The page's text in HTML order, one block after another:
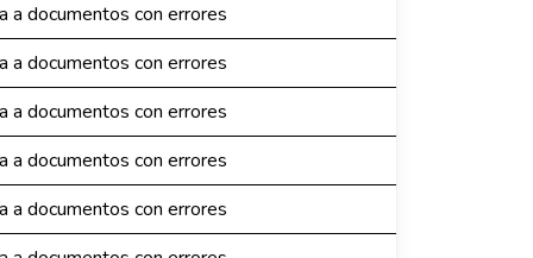
a documentos con errores
a documentos con errores
a documentos con errores
a documentos con errores
a documentos con errores